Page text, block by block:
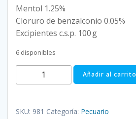
Mentol 1.25%
Cloruro de benzalconio 0.05%
Excipientes c.s.p. 100 g
6 disponibles
POMADA
GRAMOS
Añadir al carrito
SKU: 981 Categoría: Pecuario